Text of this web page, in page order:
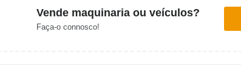
Vende maquinaria ou veículos?
Faça-o connosco!